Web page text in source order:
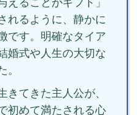
れるように、静かに
です。明確なタイア
婚式や人生の大切な
きてきた主人公が、
初めて満たされる心